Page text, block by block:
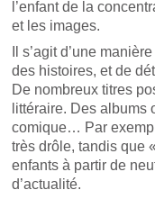
l’enfant de la
et les images.
Il s’agit d’une
des histoires, et de
De nombreux titres
littéraire. Des albums
comique… Par
très drôle, tandis que
enfants à partir de
d’actualité.